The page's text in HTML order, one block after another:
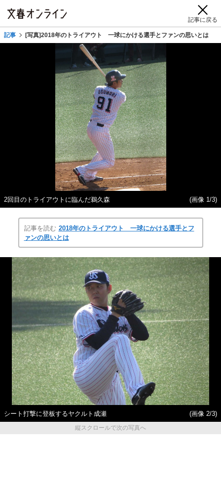
記事に戻る
記事 [写真]2018年のトライアウト 一球にかける選手とファンの思いとは
2回目のトライアウトに臨んだ鵜久森 (画像 1/3)
記事を読む 2018年のトライアウト 一球にかける選手とフ
ァンの思いとは
シート打撃に登板するヤクルト成瀬
(画像 2/3)
縦スクロールで次の写真へ